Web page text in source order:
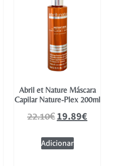
Abril et Nature Máscara
Capilar Nature-Plex 200ml
22.10€19.89€
Adicionar